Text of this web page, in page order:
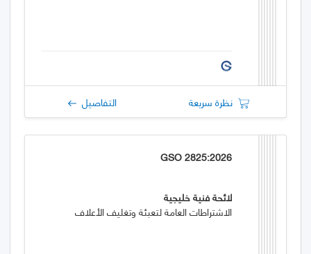
نظرة سريعة التفاصيل
GSO 2825:2026
لائحة فنية خليجية
الاشتراطات العامة لتعبئة وتغليف الأعلاف